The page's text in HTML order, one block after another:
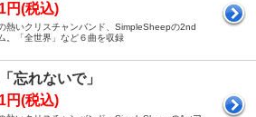
円(税込)
熱いクリスチャンバンド、SimpleSheepの2nd
。「全世界」など６曲を収録
忘れないで」
円(税込)